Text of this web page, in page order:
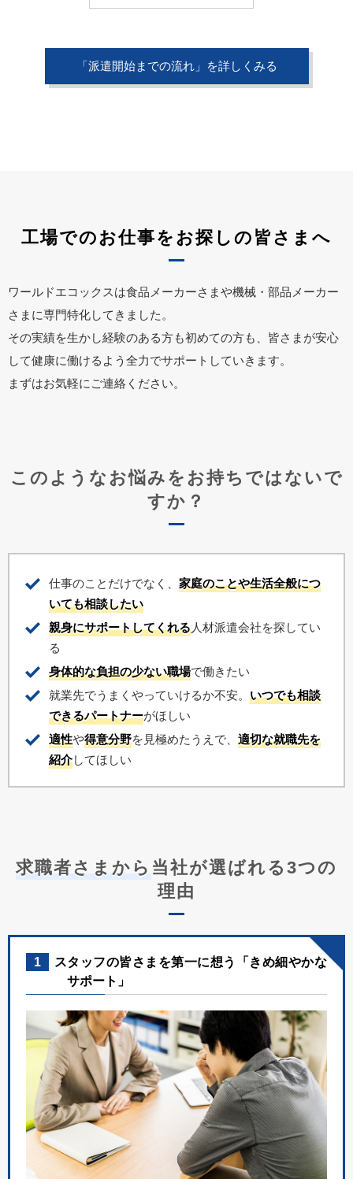
「派遣開始までの流れ」を詳しくみる
工場でのお仕事をお探しの皆さまへ
ワールドエコックスは食品メーカーさまや機械・部品メーカー
さまに専門特化してきました。
その実績を生かし経験のある方も初めての方も、皆さまが安心
して健康に働けるよう全力でサポートしていきます。
まずはお気軽にご連絡ください。
このようなお悩みをお持ちではないで
すか？
仕事のことだけでなく、 家庭のことや生活全般につ
いても相談したい
親身にサポートしてくれる人材派遣会社を探してい
る
身体的な負担の少ない職場で働きたい
就業先でうまくやっていけるか不安。 いつでも相談
できるパートナーがほしい
適性や得意分野を見極めたうえで、 適切な就職先を
紹介してほしい
求職者さまから 当社が選ばれる3つの
理由
1
スタッフの皆さまを第一に想う「きめ細やかな
サポート」